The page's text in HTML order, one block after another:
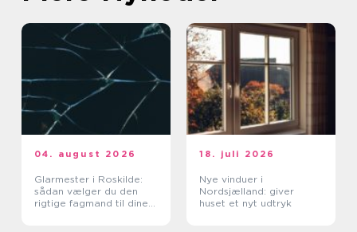
04. august 2026
Glarmester i Roskilde:
sådan vælger du den
rigtige fagmand til dine
18. juli 2026
Nye vinduer i
Nordsjælland: giver
huset et nyt udtryk